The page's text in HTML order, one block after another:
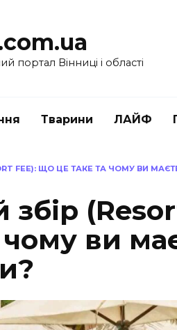
портал Вінниці і області
Тварини ЛАЙФ
FEE): ЩО ЦЕ ТАКЕ ТА ЧОМУ ВИ
збір
чому ви